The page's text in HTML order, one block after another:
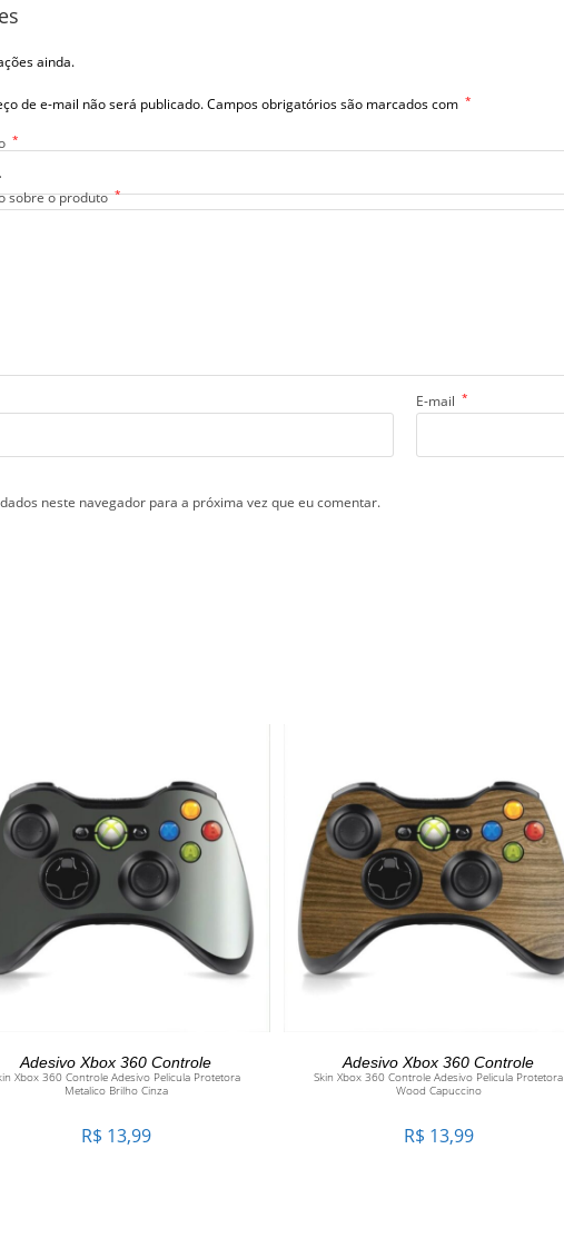
ainda.
de e-mail não será publicado.Campos obrigatórios são marcados com *
*
sobre o produto *
E-mail *
neste navegador para a próxima vez que eu comentar.
ADICIONAR AO CARRINHO
Adesivo Xbox 360 Controle
Xbox 360 Controle Adesivo Pelicula Protetora
Metalico Brilho Cinza
R$ 13,99
ADICIONAR AO CARRINHO
Adesivo Xbox 360 Controle
Skin Xbox 360 Controle Adesivo Pelicula Protetora
Wood Capuccino
R$ 13,99